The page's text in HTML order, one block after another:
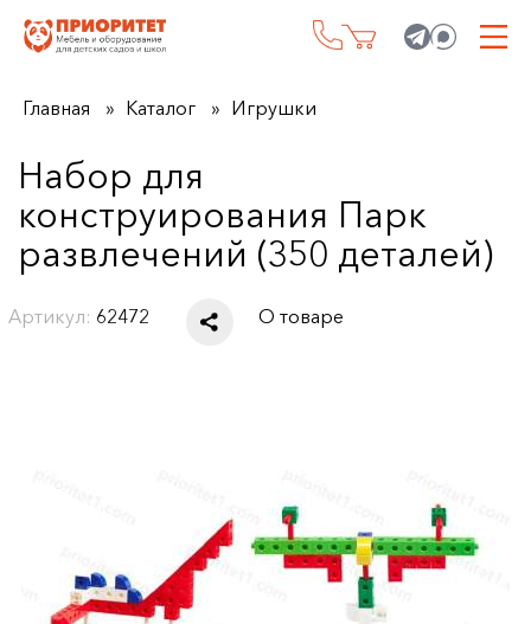
Главная Каталог Игрушки
Набор для
конструирования Парк
развлечений (350 деталей)
Артикул: 62472 О товаре